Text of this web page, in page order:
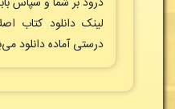
لینک دانلود کتاب
درستی آماده دانلود